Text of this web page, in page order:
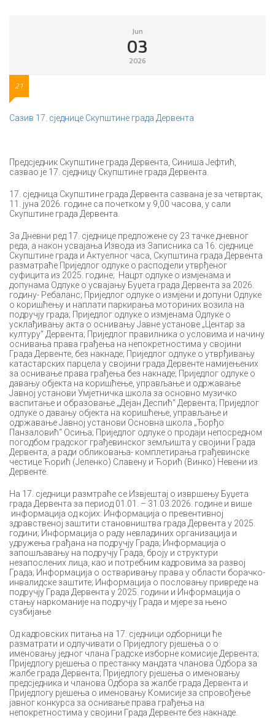
Jun
03
2026
21
Сазив 17. сједнице Скупштине града Дервента
Предсједник Скупштине града Дервента, Синиша Јефтић,
сазвао је 17. сједницу Скупштине града Дервента.
17. сједница Скупштине града Дервента сазвана је за четвртак,
11. јуна 2026. године са почетком у 9,00 часова, у сали
Скупштине града Дервента.
За Дневни ред 17. сједнице предложене су 23 тачке дневног
реда, а након усвајања Извода из Записника са 16. сједнице
Скупштине града и Актуелног часа, Скупштина града Дервента
разматраће Приједлог одлуке о расподјели утврђеног
суфицита из 2025. године; Нацрт одлуке о измјенама и
допунама Одлуке о усвајању Буџета града Дервента за 2026.
годину- Ребаланс; Приједлог одлуке о измјени и допуни Одлуке
о коришћењу и наплати паркирања моториних возила на
подручју града; Приједлог одлуке о измјенама Одлуке о
усклађивању акта о оснивању Јавне установе „Центар за
културу“ Дервента; Приједлог правилника о условима и начину
оснивања права грађења на непокретностима у својини
Града Дервенте, без накнаде; Приједлог одлуке о утврђивању
катастарских парцела у својини града Дервенте намијењених
за оснивање права грађења без накнаде; Приједлог одлуке о
давању објекта на коришћење, управљање и одржавање
Јавној установи Умјетничка школа за основно музичко
васпитање и образовање „Дејан Деспић“ Дервента; Приједлог
одлуке о давању објекта на коришћење, управљање и
одржавање Јавној установи Основна школа „Ђорђо
Панзаловић“ Осиња; Приједлог одлуке о продаји непосредном
погодбом градског грађевинског земљишта у својини Града
Дервента, а ради обликовања- комплетирања грађевинске
честице Ћорић (Јеленко) Славену и Ћорић (Винко) Невени из
Дервенте.
На 17. сједници размтраће се Извјештај о извршењу Буџета
града Дервента за период 01.01. – 31.03.2026. године и више
информација од којих: Информација о превентивној
здравственој заштити становништва града Дервента у 2025.
години; Информација о раду невладиних организација и
удружења грађана на подручју Града; Информација о
запошљавању на подручју Града, броју и структури
незапослених лица, као и потребним кадровима за развој
Града; Информација о остваривању права у области борачко-
инвалидске заштите; Информација о пословању привреде на
подручју Града Дервента у 2025. години и Информација о
стању наркоманије на подручју Града и мјере за њено
сузбијање
Од кадровских питања на 17. сједници одборници ће
разматрати и одлучивати о Приједлогу рјешења о о
именовању једног члана Градске изборне комисије Дервента;
Приједлогу рјешења о престанку мандата чланова Одбора за
жалбе града Дервента; Приједлогу рјешења о именовању
предсједника и чланова Одбора за жалбе града Дервента и
Приједлогу рјешења о именовању Комисије за спровођење
јавног конкурса за оснивање права грађења на
непокретностима у својини Града Дервенте без накнаде.